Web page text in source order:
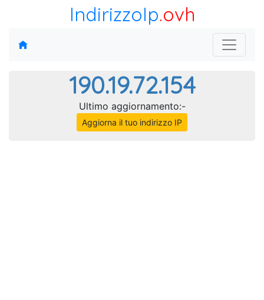
IndirizzoIp.ovh
190.19.72.154
Ultimo aggiornamento:-
Aggiorna il tuo indirizzo IP